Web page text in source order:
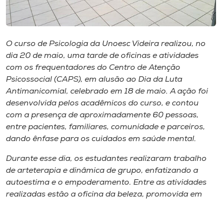
Unoesc
Selecione
o idioma
A+
A-
O curso de Psicologia da Unoesc Videira realizou, no
dia 20 de maio, uma tarde de oficinas e atividades
com os frequentadores do Centro de Atenção
Psicossocial (CAPS), em alusão ao Dia da Luta
Antimanicomial, celebrado em 18 de maio. A ação foi
desenvolvida pelos acadêmicos do curso, e contou
com a presença de aproximadamente 60 pessoas,
entre pacientes, familiares, comunidade e parceiros,
dando ênfase para os cuidados em saúde mental.
Durante esse dia, os estudantes realizaram trabalho
de arteterapia e dinâmica de grupo, enfatizando a
autoestima e o empoderamento. Entre as atividades
realizadas estão a oficina da beleza, promovida em